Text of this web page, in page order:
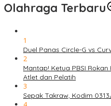
Olahraga Terbaru
1
Duel Panas Circle-G vs
2
Mantap! Ketua PBSI
Atlet dan Pelatih
3
Sepak Takraw, Kodim